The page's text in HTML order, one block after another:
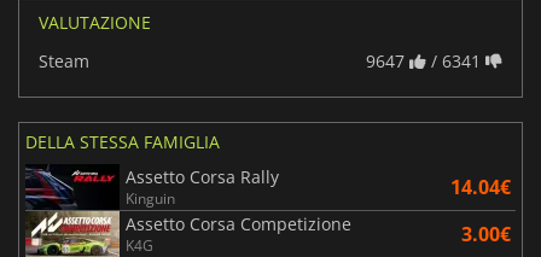
VALUTAZIONE
Steam
9647 / 6341
DELLA STESSA FAMIGLIA
Assetto Corsa Rally
Kinguin 14.04€
Assetto Corsa Competizione
K4G 3.00€